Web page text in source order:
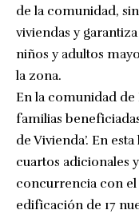
de la comunidad,
viviendas y
niños y adultos
la zona.
En la comunidad de
familias
de Vivienda’. En
cuartos adicionales
concurrencia con el
edificación de 17